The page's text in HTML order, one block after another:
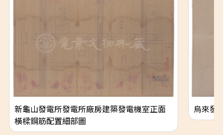
新龜山發電所發電所廠房建築發電機室正面
橫樑鋼筋配置細部圖
烏來發